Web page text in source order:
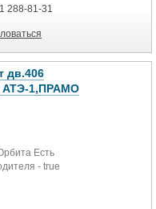
288-81-31
дв.406
АТЭ-1,ПРАМО
Есть
- true